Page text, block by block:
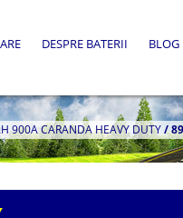
DESPRE BATERII BLOG
900A CARANDA HEAVY DUTY/